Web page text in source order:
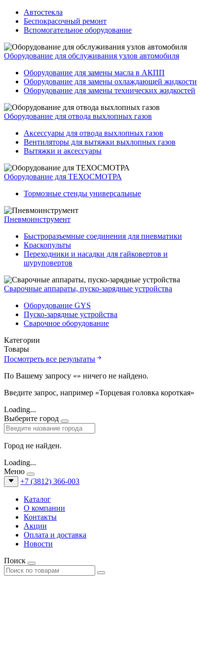
Автостекла
Беспокрасочный ремонт
Вспомогательное оборудование
Оборудование для обслуживания узлов автомобиля
Оборудование для замены масла в АКПП
Оборудование для замены охлаждающей жидкости
Оборудование для замены технических жидкостей
Оборудование для отвода выхлопных газов
Аксессуары для отвода выхлопных газов
Вентиляторы для вытяжки выхлопных газов
Вытяжки и аксессуары
Оборудование для ТЕХОСМОТРА
Тормозные стенды универсальные
Пневмоинструмент
Быстроразъемные соединения для пневматики
Краскопульты
Переходники и насадки для гайковертов и
шуруповертов
Сварочные аппараты, пуско-зарядные устройства
Оборудование GYS
Пуско-зарядные устройства
Сварочное оборудование
Категории
Товары
Посмотреть все результаты
По Вашему запросу «» ничего не найдено.
Введите запрос, например «Торцевая головка короткая»
Loading...
Выберите город
Город не найден.
Loading...
Меню
+7 (3812) 366-003
Каталог
О компании
Контакты
Акции
Оплата и доставка
Новости
Поиск